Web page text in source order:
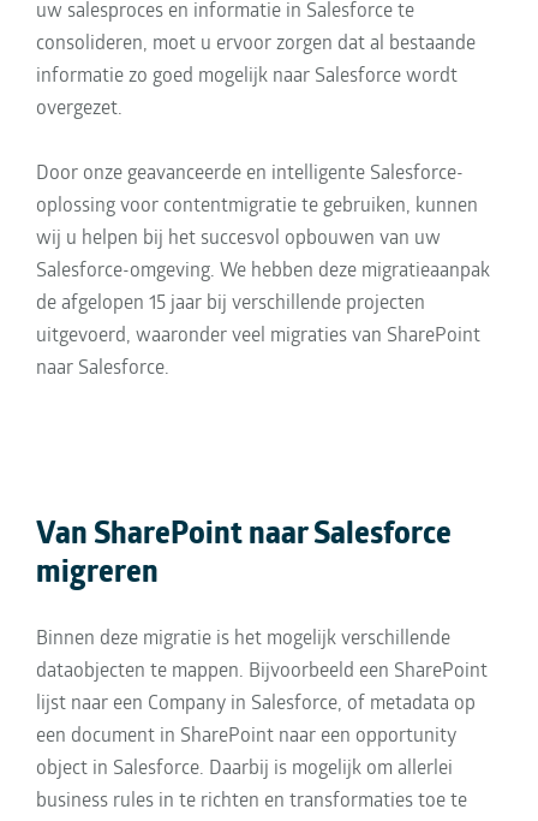
uw salesproces en informatie in Salesforce te
consolideren, moet u ervoor zorgen dat al bestaande
informatie zo goed mogelijk naar Salesforce wordt
overgezet.
Door onze geavanceerde en intelligente Salesforce-
oplossing voor contentmigratie te gebruiken, kunnen
wij u helpen bij het succesvol opbouwen van uw
Salesforce-omgeving. We hebben deze migratieaanpak
de afgelopen 15 jaar bij verschillende projecten
uitgevoerd, waaronder veel migraties van SharePoint
naar Salesforce.
Van SharePoint naar Salesforce
migreren
Binnen deze migratie is het mogelijk verschillende
dataobjecten te mappen. Bijvoorbeeld een SharePoint
lijst naar een Company in Salesforce, of metadata op
een document in SharePoint naar een opportunity
object in Salesforce. Daarbij is mogelijk om allerlei
business rules in te richten en transformaties toe te